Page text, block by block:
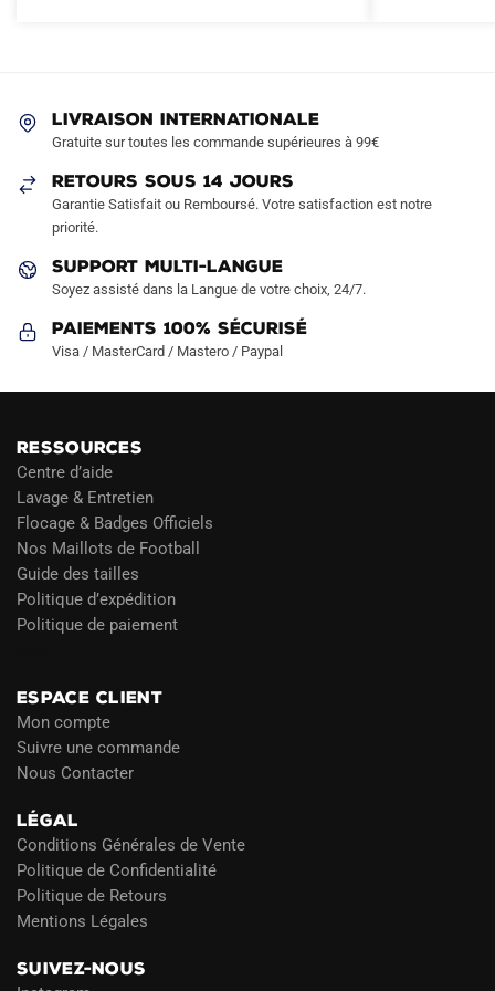
être
choisies
sur
page
produit
LIVRAISON INTERNATIONALE
Gratuite sur toutes les commande supérieures à 99€
RETOURS SOUS 14 JOURS
Garantie Satisfait ou Remboursé. Votre satisfaction est notre
priorité.
SUPPORT MULTI-LANGUE
Soyez assisté dans la Langue de votre choix, 24/7.
Paiements 100% Sécurisé
Visa / MasterCard / Mastero / Paypal
RESSOURCES
Centre d’aide
Lavage & Entretien
Flocage & Badges Officiels
Nos Maillots de Football
Guide des tailles
Politique d’expédition
Politique de paiement
ESPACE CLIENT
Mon compte
Suivre une commande
Nous Contacter
LÉGAL
Conditions Générales de Vente
Politique de Confidentialité
Politique de Retours
Mentions Légales
SUIVEZ-NOUS